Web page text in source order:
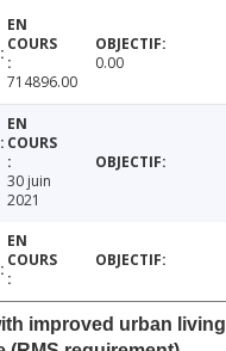
714896.00
0.00
30 juin
2021
improved urban living